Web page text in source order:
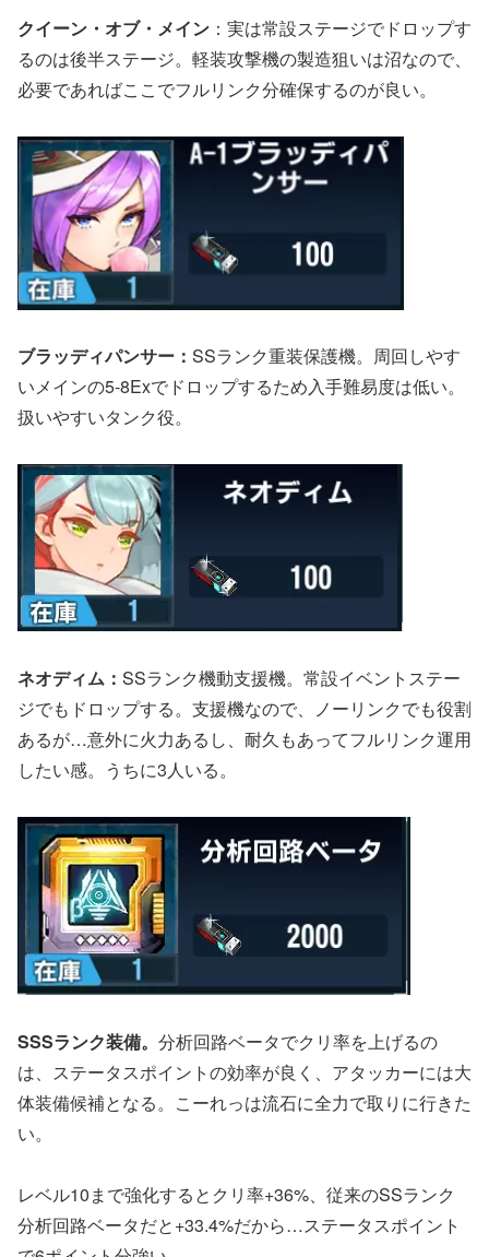
クイーン・オブ・メイン ：実は常設ステージでドロップす
るのは後半ステージ。軽装攻撃機の製造狙いは沼なので、
必要であればここでフルリンク分確保するのが良い。
ブラッディパンサー： SSランク重装保護機。周回しやす
いメインの5-8Exでドロップするため入手難易度は低い。
扱いやすいタンク役。
ネオディム： SSランク機動支援機。常設イベントステー
ジでもドロップする。支援機なので、ノーリンクでも役割
あるが…意外に火力あるし、耐久もあってフルリンク運用
したい感。うちに3人いる。
SSSランク装備。 分析回路ベータでクリ率を上げるの
は、ステータスポイントの効率が良く、アタッカーには大
体装備候補となる。こーれっは流石に全力で取りに行きた
い。
レベル10まで強化するとクリ率+36%、従来のSSランク
分析回路ベータだと+33.4%だから…ステータスポイント